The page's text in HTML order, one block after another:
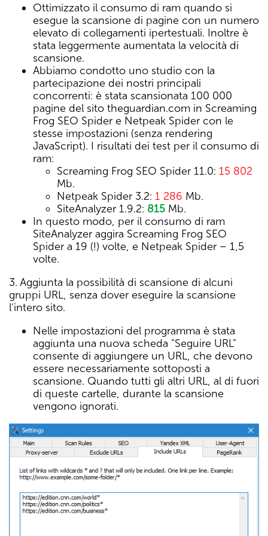
Ottimizzato il consumo di ram quando si
esegue la scansione di pagine con un numero
elevato di collegamenti ipertestuali. Inoltre è
stata leggermente aumentata la velocità di
scansione.
Abbiamo condotto uno studio con la
partecipazione dei nostri principali
concorrenti: è stata scansionata 100 000
pagine del sito theguardian.com in Screaming
Frog SEO Spider e Netpeak Spider con le
stesse impostazioni (senza rendering
JavaScript). I risultati dei test per il consumo di
ram:
Screaming Frog SEO Spider 11.0: 15 802
Mb.
Netpeak Spider 3.2: 1 286 Mb.
SiteAnalyzer 1.9.2: 815 Mb.
In questo modo, per il consumo di ram
SiteAnalyzer aggira Screaming Frog SEO
Spider a 19 (!) volte, e Netpeak Spider – 1,5
volte.
3. Aggiunta la possibilità di scansione di alcuni
gruppi URL, senza dover eseguire la scansione
l'intero sito.
Nelle impostazioni del programma è stata
aggiunta una nuova scheda "Seguire URL"
consente di aggiungere un URL, che devono
essere necessariamente sottoposti a
scansione. Quando tutti gli altri URL, al di fuori
di queste cartelle, durante la scansione
vengono ignorati.